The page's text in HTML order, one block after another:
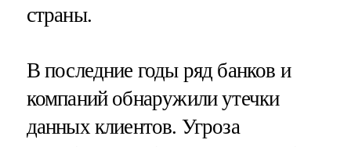
страны.
В последние годы ряд банков и
компаний обнаружили утечки
данных клиентов. Угроза